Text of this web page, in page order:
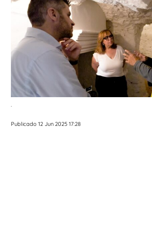
.
Publicado 12 Jun 2025 17:28